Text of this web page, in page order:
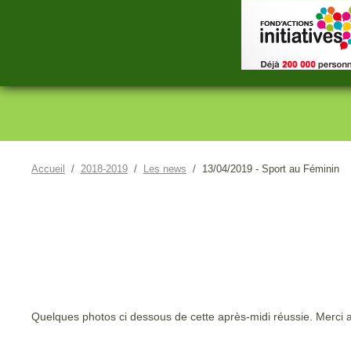
Accueil 2018-2019 Les news 13/04/2019 - Sport au Féminin
Quelques photos ci dessous de cette après-midi réussie. Merci